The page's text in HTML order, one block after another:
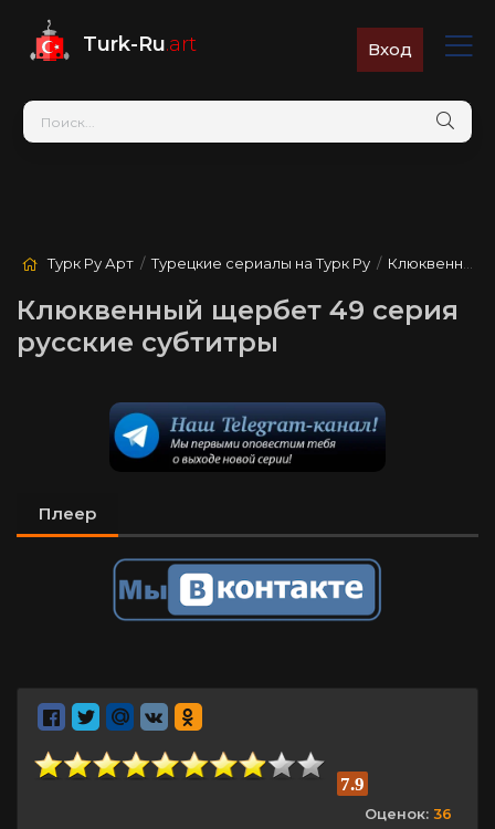
Turk-Ru.art Вход
Турк Ру Арт /Турецкие сериалы на Турк Ру / Клюквенный щербет
Клюквенный щербет 49 серия
русские субтитры
Плеер
7.9
Оценок: 36